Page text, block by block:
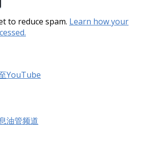
to reduce spam. Learn how your
YouTube
油管频道